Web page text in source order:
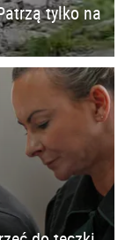
tylko na